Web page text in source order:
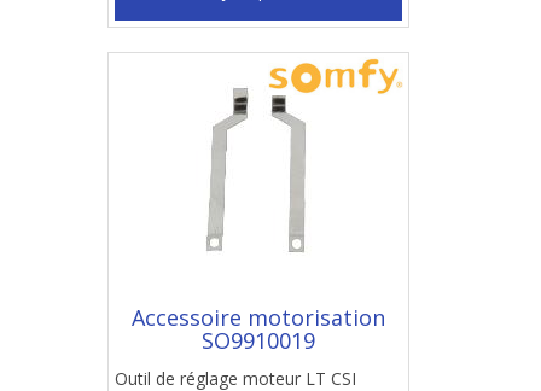
Accessoire motorisation
SO9910019
Outil de réglage moteur LT CSI